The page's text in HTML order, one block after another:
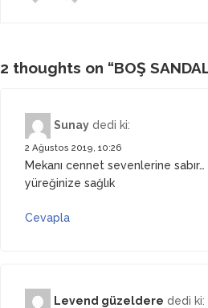
2 thoughts on “BOŞ
Sunay dedi ki:
2 Ağustos 2019, 10:26
Mekanı cennet sevenlerine
yüreğinize sağlık
Cevapla
Levend güzeldere dedi ki: